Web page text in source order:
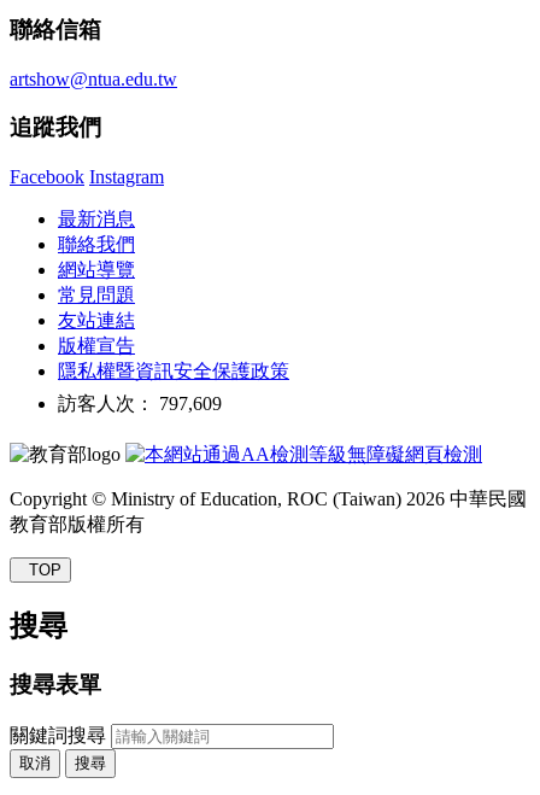
聯絡信箱
artshow@ntua.edu.tw
追蹤我們
Facebook Instagram
最新消息
聯絡我們
網站導覽
常見問題
友站連結
版權宣告
隱私權暨資訊安全保護政策
訪客人次： 797,609
Copyright © Ministry of Education, ROC (Taiwan) 2026 中華民國
教育部版權所有
TOP
搜尋
搜尋表單
關鍵詞搜尋
取消 搜尋